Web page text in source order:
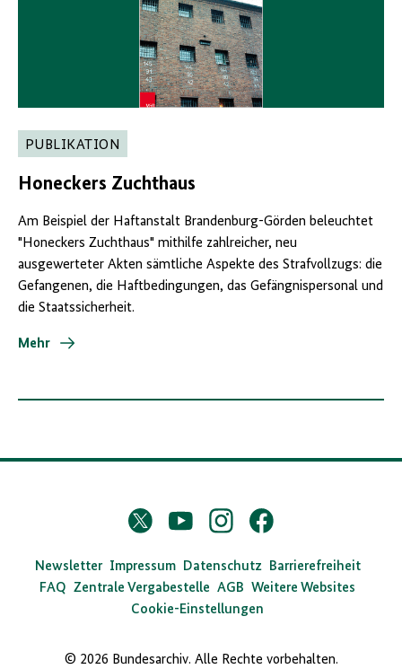
PUBLIKATION
Honeckers Zuchthaus
Am Beispiel der Haftanstalt Brandenburg-Görden beleuchtet
"Honeckers Zuchthaus" mithilfe zahlreicher, neu
ausgewerteter Akten sämtliche Aspekte des Strafvollzugs: die
Gefangenen, die Haftbedingungen, das Gefängnispersonal und
die Staatssicherheit.
Mehr
D
s
B
Twitter
X
YouTubeInstagramFacebook
Newsletter Impressum Datenschutz
Barrierefreiheit
FAQ Zentrale Vergabestelle AGB Weitere Websites
Cookie-Einstellungen
© 2026 Bundesarchiv. Alle Rechte vorbehalten.